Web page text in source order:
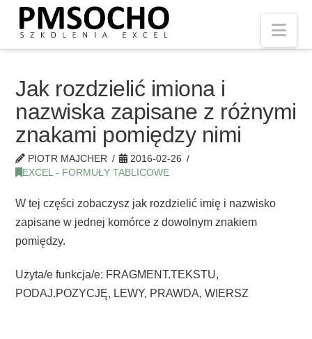
Jak rozdzielić imiona i
nazwiska zapisane z różnymi
znakami pomiędzy nimi
PIOTR MAJCHER
2016-02-26
EXCEL - FORMUŁY TABLICOWE
W tej części zobaczysz jak rozdzielić imię i nazwisko
zapisane w jednej komórce z dowolnym znakiem
pomiędzy.
Użyta/e funkcja/e: FRAGMENT.TEKSTU,
PODAJ.POZYCJĘ, LEWY, PRAWDA, WIERSZ